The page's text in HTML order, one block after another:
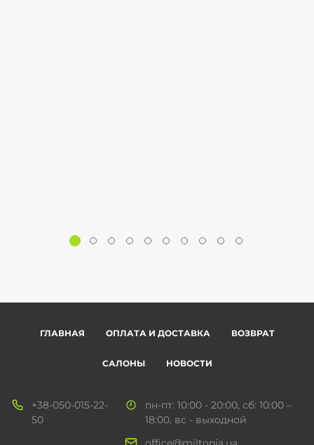
пн-пт: 10:00 - 20:00, сб: 10:00 –
18:00, вс - выходной
+38-050-015-22-
50
ГЛАВНАЯ ОПЛАТА И ДОСТАВКА ВОЗВРАТ
САЛОНЫ НОВОСТИ